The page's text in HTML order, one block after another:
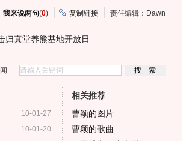
我来说两句(0) 复制链接 责任编辑：Dawn
归真堂养熊基地开放日
10-01-27
10-01-20
相关推荐
曹颖的图片
曹颖的歌曲